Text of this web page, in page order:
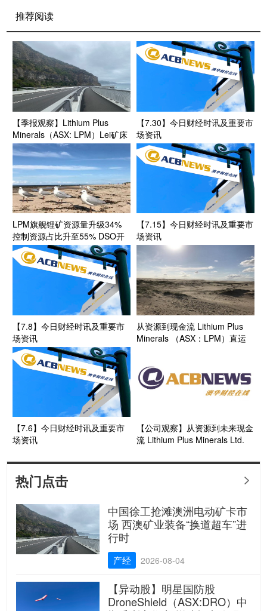
推荐阅读
【季报观察】Lithium Plus
Minerals（ASX: LPM）Lei矿床
含氧化锂金属量获34%大幅增长
三大勘探靶区扩储潜力凸显
【7.30】今日财经时讯及重要市
场资讯
LPM旗舰锂矿资源量升级34%
控制资源占比升至55% DSO开
发基础进一步夯实
【7.15】今日财经时讯及重要市
场资讯
【7.8】今日财经时讯及重要市
场资讯
从资源到现金流 Lithium Plus
Minerals （ASX：LPM）直运
【7.6】今日财经时讯及重要市
场资讯
【公司观察】从资源到未来现金
流 Lithium Plus Minerals Ltd.
何重塑锂矿开发模式(2)
热门点击 
中国徐工抢滩澳洲电动矿卡市
场 西澳矿业装备“换道超车”进
行时
产经 2026-08-04
【异动股】明星国防股
DroneShield（ASX:DRO）中